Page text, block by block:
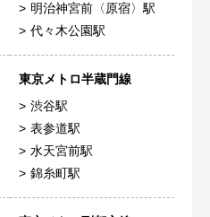
明治神宮前〈原宿〉駅
代々木公園駅
東京メトロ半蔵門線
渋谷駅
表参道駅
水天宮前駅
錦糸町駅